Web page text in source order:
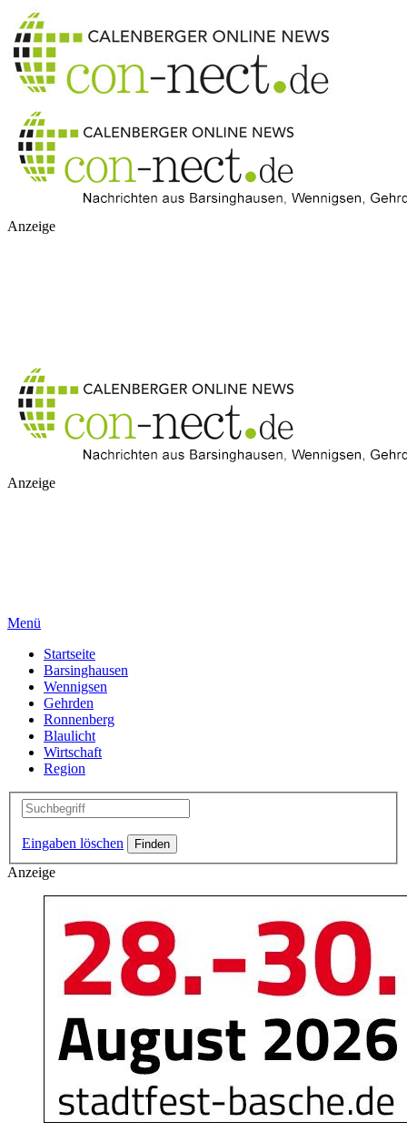
Anzeige
Anzeige
Menü
Startseite
Barsinghausen
Wennigsen
Gehrden
Ronnenberg
Blaulicht
Wirtschaft
Region
Eingaben löschen
Anzeige